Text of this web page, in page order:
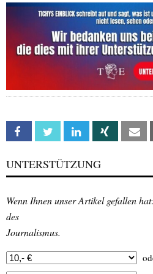
Facebook Twitter Linkedin Xing
UNTERSTÜTZUNG
Wenn Ihnen unser Artikel gefallen
des
Journalismus.